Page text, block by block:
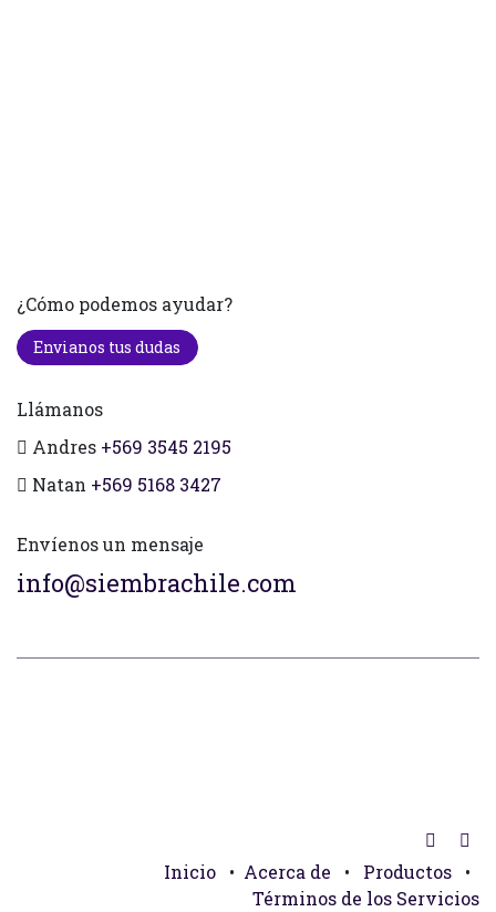
¿Cómo podemos ayudar?
Envianos tus dudas
Llámanos
Andres +569 3545 2195
Natan +569 5168 3427
Envíenos un mensaje
info@siembrachile.com
Inicio • Acerca de • Productos
•
Términos de los Servicios